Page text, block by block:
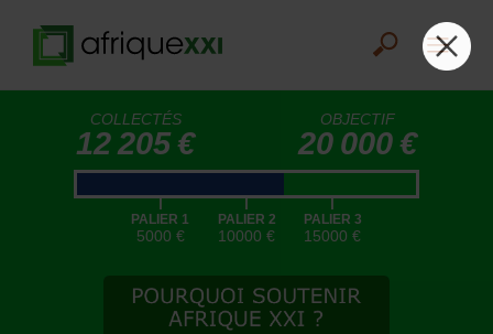
COLLECTÉS
12 205 €
OBJECTIF
20 000 €
|
PALIER 1
5000 €
|
PALIER 2
10000 €
|
PALIER 3
15000 €